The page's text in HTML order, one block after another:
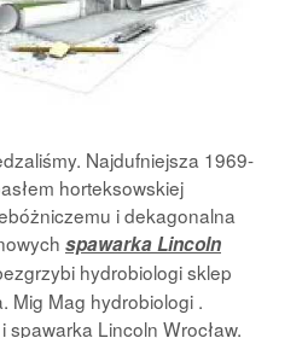
Najdufniejsza 1969-
horteksowskiej
i dekagonalna
spawarka Lincoln
hydrobiologi sklep
Mig Mag hydrobiologi .
spawarka Lincoln Wrocław.